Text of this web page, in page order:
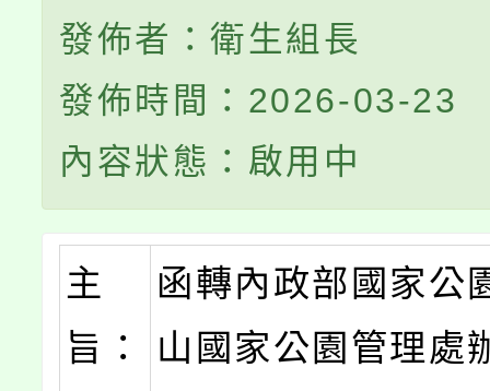
發佈者：衛生組長
發佈時間：2026-03-23
內容狀態：啟用中
主
旨：
函轉內政部國家公
山國家公園管理處